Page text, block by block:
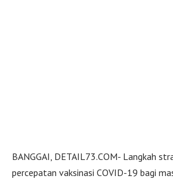
BANGGAI, DETAIL73.COM- Langkah
percepatan vaksinasi COVID-19 bagi